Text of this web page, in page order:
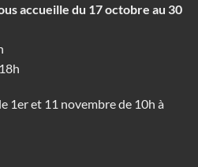
accueille du 17 octobre au 30
1er et 11 novembre de 10h à